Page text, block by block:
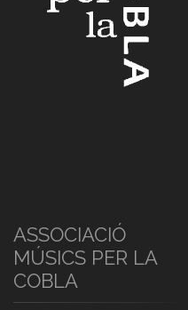
ASSOCIACIÓ
MÚSICS PER LA
COBLA